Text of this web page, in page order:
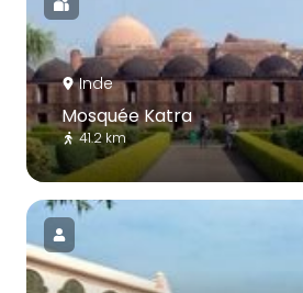
Inde
Mosquée Katra
41.2 km